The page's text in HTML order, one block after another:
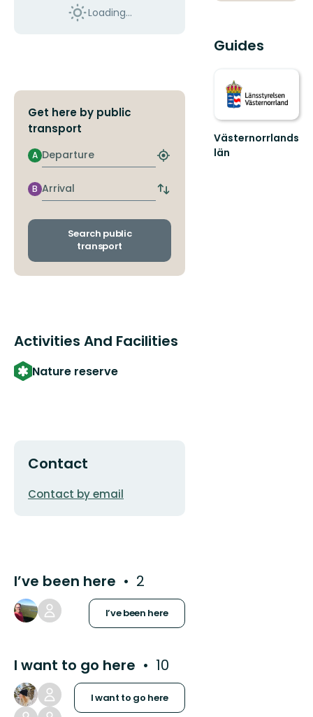
Loading...
Get here by public
transport
Departure
A
Find
stop
Arrival
B
Switch
and
Search public
transport
Activities And Facilities
Nature reserve
Contact
Email
Contact by email
I’ve been here 2
I’ve been here
I want to go here 10
I want to go here
Guides
Västernorrlands
län